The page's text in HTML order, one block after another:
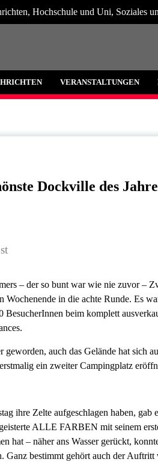
Hochschule und Uni, Soziales
aus Hamburg und
VERANSTALTUNGEN
Dockville des
– der so bunt war wie nie zuvor –
in die achte Runde. Es
BesucherInnen beim komplett
auch das Gelände hat sich
ein zweiter Campingplatz
ihre Zelte aufgeschlagen haben,
ALLE FARBEN mit seinem
hat – näher ans Wasser gerückt,
Ganz bestimmt gehört auch der